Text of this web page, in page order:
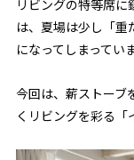
リビングの特等席
は、夏場は少し「重
になってしまってい
今回は、薪ストーブ
くリビングを彩る「